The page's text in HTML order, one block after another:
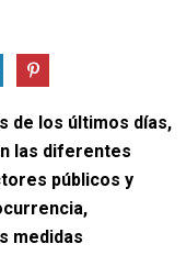
de los últimos días,
las diferentes
públicos y
medidas